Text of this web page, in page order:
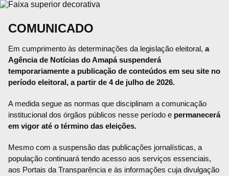
COMUNICADO
Em cumprimento às determinações da legislação eleitoral, a
Agência de Notícias do Amapá suspenderá
temporariamente a publicação de conteúdos em seu site no
período eleitoral, a partir de 4 de julho de 2026.
A medida segue as normas que disciplinam a comunicação
institucional dos órgãos públicos nesse período e permanecerá
em vigor até o término das eleições.
Mesmo com a suspensão das publicações jornalísticas, a
população continuará tendo acesso aos serviços essenciais,
aos Portais da Transparência e às informações cuja divulgação